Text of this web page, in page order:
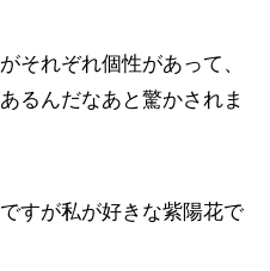
それぞれ個性があって、
るんだなあと驚かされま
すが私が好きな紫陽花で